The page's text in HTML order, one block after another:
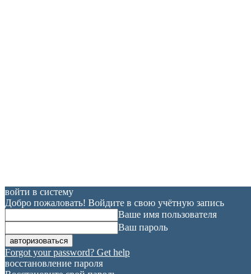
войти в систему
Добро пожаловать! Войдите в свою учётную запись
Ваше имя пользователя
Ваш пароль
Forgot your password? Get help
восстановление пароля